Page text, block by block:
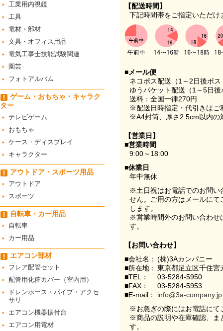
工業用内視鏡
工具
電材・部材
文具・オフィス用品
電気工事士技能試験関連
園芸
フォトアルバム
ゲーム・おもちゃ・キャラク
ター
テレビゲーム
おもちゃ
ケース・ディスプレイ
キャラクター
アウトドア・スポーツ用品
アウトドア
スポーツ
自転車・カー用品
自転車
カー用品
エアコン部材
フレア配管セット
配管用化粧カバー（室内用）
ドレンホース・パイプ・アクセ
サリ
エアコン機器据付台
エアコン用電材
【配送時間】
下記時間帯をご指定いただけ
■メール便
ネコポス配送（1～2日後ポ
ゆうパケット配送（1～5日
送料：全国一律270円
※配送日時指定・代引きはご
※A4封筒、厚さ2.5cm以内の
【営業日】
■営業時間
9:00～18:00
■休業日
年中無休
※土日祝はお電話でのお問い
せん。ご用の方はメールに
します。
※営業時間外のお問い合わせ
す。
【お問い合わせ】
■会社名： (株)3Aカンパニー
■所在地： 東京都足立区千住
■TEL：
03-5284-5950
■FAX：
03-5284-5953
■E-mail：
info@3a-company.jp
※お急ぎの際にはお電話にて
※商品の説明や在庫確認、ま
す。